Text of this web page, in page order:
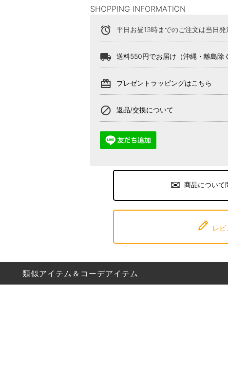
SHOPPING INFORMATION
alarm 平日お昼13時までのご注文は当日発
local_shipping 送料550円でお届け（沖縄・離島除
card_giftcard プレゼントラッピングはこちら
block 返品/交換について
商品について
レビ
類似アイテム＆コーデアイテム